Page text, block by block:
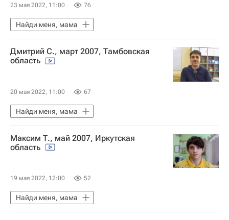
23 мая 2022, 11:00 76
Найди меня, мама
Дмитрий С., март 2007, Тамбовская
область
20 мая 2022, 11:00 67
Найди меня, мама
Максим Т., май 2007, Иркутская
область
19 мая 2022, 12:00 52
Найди меня, мама